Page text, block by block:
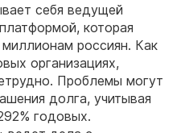
себя ведущей
которая
россиян. Как
организациях,
Проблемы могут
долга, учитывая
годовых.